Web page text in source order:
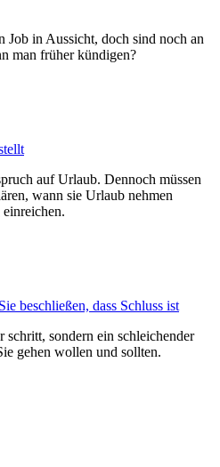
Job in Aussicht, doch sind noch an
man früher kündigen?
auf Urlaub. Dennoch müssen
wann sie Urlaub nehmen
beschließen, dass Schluss ist
sondern ein schleichender
gehen wollen und sollten.